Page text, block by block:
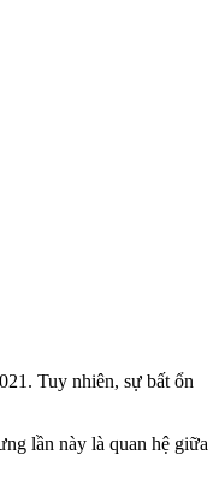
Tuy nhiên, sự bất ổn
lần này là quan hệ giữa